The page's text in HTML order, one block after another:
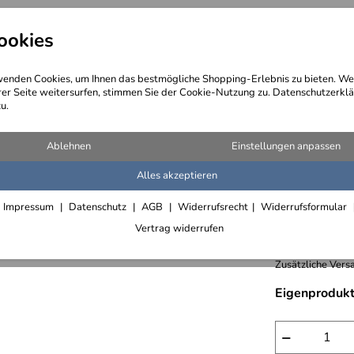
Cookies, um Ihnen das bestmögliche Shopping-Erlebnis zu bieten.
Seite weitersurfen, stimmen Sie der Cookie-Nutzung zu.
Ablehnen Einstellungen anpassen
Alles akzeptieren
Impressum Datenschutz AGB Widerrufsrecht
Widerrufsformular
Vertrag widerrufen
Wegebeschreibung @
aus Rundstahl oder Runddraht
Zusätzliche
−